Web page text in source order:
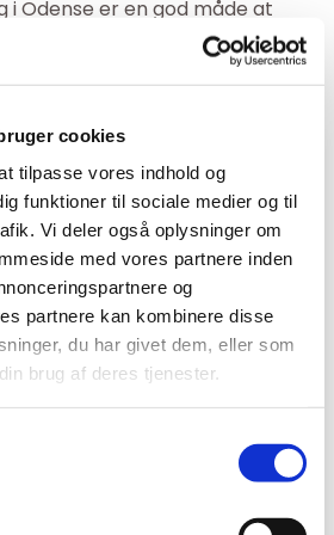
cookies
tilpasse vores indhold og
funktioner til sociale medier og til
Vi deler også oplysninger om
med vores partnere inden
og
partnere kan kombinere disse
du har givet dem, eller som
brug af deres tjenester.
Odense er en god måde at
det sjovt sammen med andre
bag -
liv, din trivsel
tag